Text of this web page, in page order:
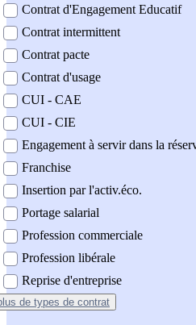
Contrat d'Engagement Educatif
Contrat intermittent
Contrat pacte
Contrat d'usage
CUI - CAE
CUI - CIE
Engagement à servir dans la
Franchise
Insertion par l'activ.éco.
Portage salarial
Profession commerciale
Profession libérale
Reprise d'entreprise
de types de contrat